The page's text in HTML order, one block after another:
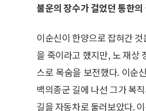
불운의 장수가 걸었던 통한의
이순신이 한양으로 잡혀간
을 죽이라고 했지만, 노 재상
스로 목숨을 보전했다. 이순
백의종군 길에 나선 그가 복
길을 자동차로 둘러보았다.